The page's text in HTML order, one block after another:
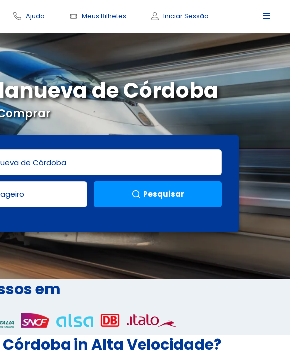
Ajuda Meus Bilhetes Iniciar Sessão
de Córdoba
Pesquisar
em
in Alta Velocidade?